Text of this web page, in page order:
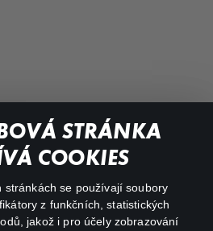
STRÁNKA
COOKIES
stránkách se používají soubory
z funkčních, statistických
jakož i pro účely zobrazování